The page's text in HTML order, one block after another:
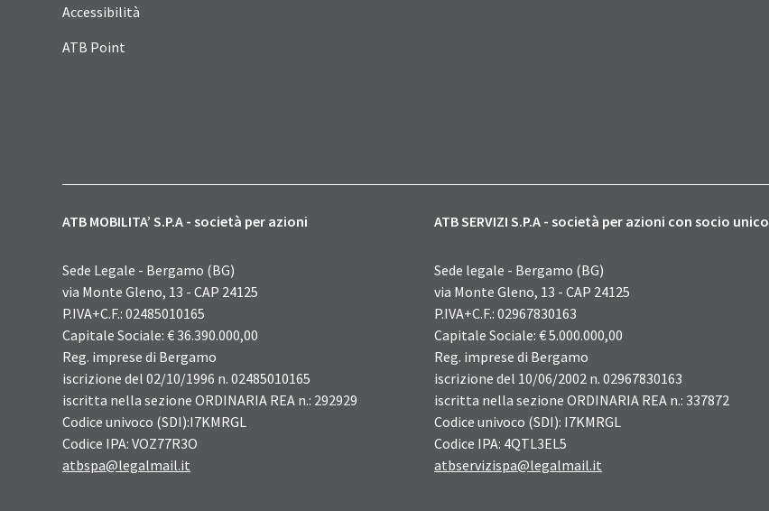
Accessibilità
ATB Point
ATB MOBILITA’ S.P.A - società per azioni
Sede Legale - Bergamo (BG)
via Monte Gleno, 13 - CAP 24125
P.IVA+C.F.: 02485010165
Capitale Sociale: € 36.390.000,00
Reg. imprese di Bergamo
iscrizione del 02/10/1996 n. 02485010165
iscritta nella sezione ORDINARIA REA n.: 292929
Codice univoco (SDI):I7KMRGL
Codice IPA: VOZ77R3O
atbspa@legalmail.it
ATB SERVIZI S.P.A - società per azioni con socio unico
Sede legale - Bergamo (BG)
via Monte Gleno, 13 - CAP 24125
P.IVA+C.F.: 02967830163
Capitale Sociale: € 5.000.000,00
Reg. imprese di Bergamo
iscrizione del 10/06/2002 n. 02967830163
iscritta nella sezione ORDINARIA REA n.: 337872
Codice univoco (SDI): I7KMRGL
Codice IPA: 4QTL3EL5
atbservizispa@legalmail.it